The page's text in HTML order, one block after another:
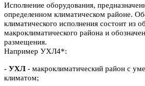
Исполнение оборудования,
определенном климатическом районе.
климатического исполнения состоит из
макроклиматического района и
размещения.
Например УХЛ4*:
- УХЛ - макроклиматический район с
климатом;